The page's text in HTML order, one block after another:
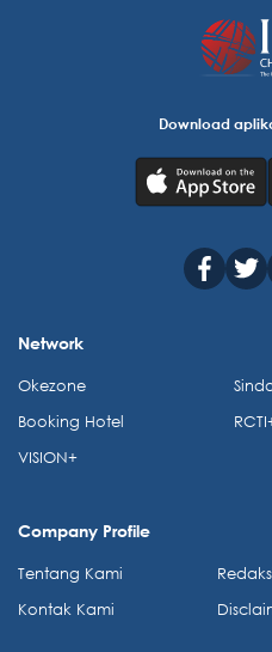
Download
Network
Okezone
Booking Hotel
VISION+
Company Profile
Tentang Kami
Kontak Kami